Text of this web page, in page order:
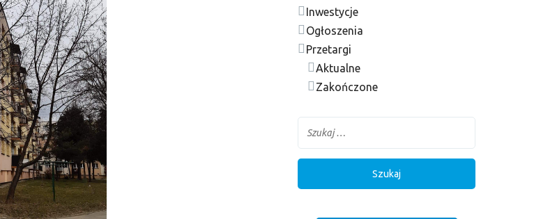
Inwestycje
Ogłoszenia
Przetargi
Aktualne
Zakończone